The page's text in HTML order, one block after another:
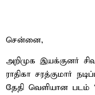
சென்னை,
அறிமுக இயக்குனர்
ராதிகா சரத்குமார்
தேதி வெளியான படம்